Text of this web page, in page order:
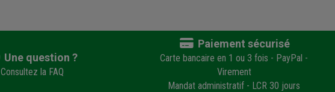
Une question ?
Consultez la FAQ
Paiement sécurisé
Carte bancaire en 1 ou 3 fois - PayPal -
Virement
Mandat administratif - LCR 30 jours